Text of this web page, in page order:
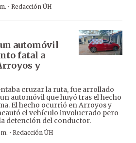
· Redacción ÚH
automóvil
fatal a
y
cruzar la ruta, fue arrollado
automóvil que huyó tras el hecho
El hecho ocurrió en Arroyos y
el vehículo involucrado pero
detención del conductor.
· Redacción ÚH